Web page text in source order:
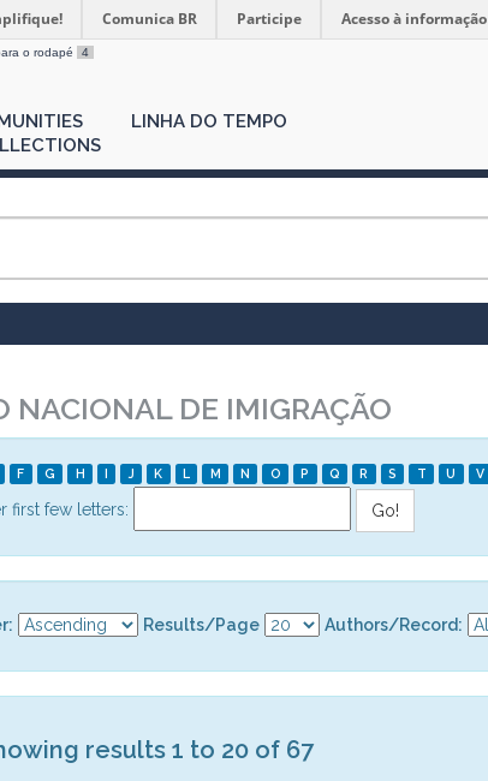
Comunica BR Participe Acesso à informação
o rodapé 4
LINHA DO TEMPO
NACIONAL DE IMIGRAÇÃO
F G H I J K L M N O P Q R S T U V
first few letters:
Results/Page Authors/Record:
results 1 to 20 of 67